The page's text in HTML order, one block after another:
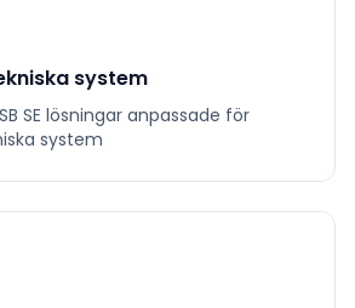
system
SE lösningar anpassade för
system